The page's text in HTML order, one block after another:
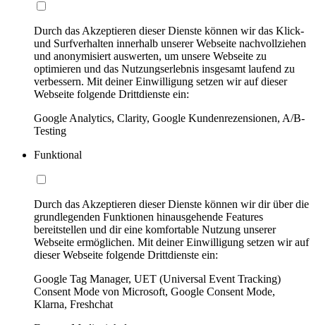
Durch das Akzeptieren dieser Dienste können wir das Klick-
und Surfverhalten innerhalb unserer Webseite nachvollziehen
und anonymisiert auswerten, um unsere Webseite zu
optimieren und das Nutzungserlebnis insgesamt laufend zu
verbessern. Mit deiner Einwilligung setzen wir auf dieser
Webseite folgende Drittdienste ein:
Google Analytics, Clarity, Google Kundenrezensionen, A/B-
Testing
Funktional
Durch das Akzeptieren dieser Dienste können wir dir über die
grundlegenden Funktionen hinausgehende Features
bereitstellen und dir eine komfortable Nutzung unserer
Webseite ermöglichen. Mit deiner Einwilligung setzen wir auf
dieser Webseite folgende Drittdienste ein:
Google Tag Manager, UET (Universal Event Tracking)
Consent Mode von Microsoft, Google Consent Mode,
Klarna, Freshchat